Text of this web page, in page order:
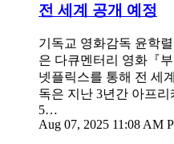
전 세계 공개 예정
기독교 영화감독 윤학
은 다큐멘터리 영화『
넷플릭스를 통해 전 세
독은 지난 3년간 아프
5…
Aug 07, 2025 11:08 AM